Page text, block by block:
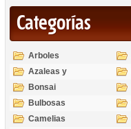
Categorías
Arboles
Azaleas y
Rododendros
Bonsai
Bulbosas
Camelias